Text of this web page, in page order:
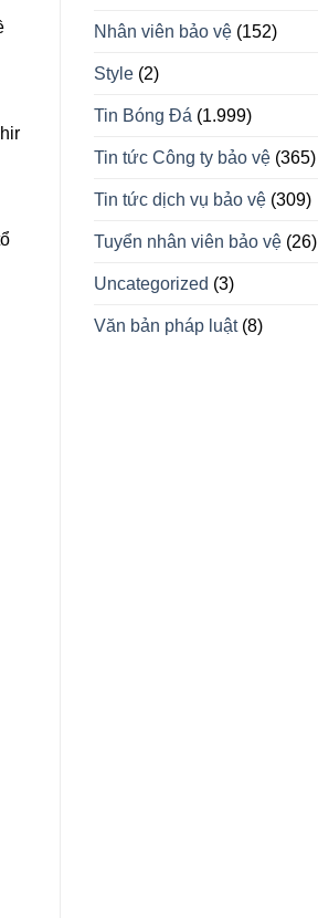
Nhân viên bảo vệ(152)
Style(2)
Tin Bóng Đá (1.999)
Tin tức Công ty bảo vệ(365)
Tin tức dịch vụ bảo vệ(309)
Tuyển nhân viên bảo vệ(26)
Uncategorized (3)
Văn bản pháp luật(8)